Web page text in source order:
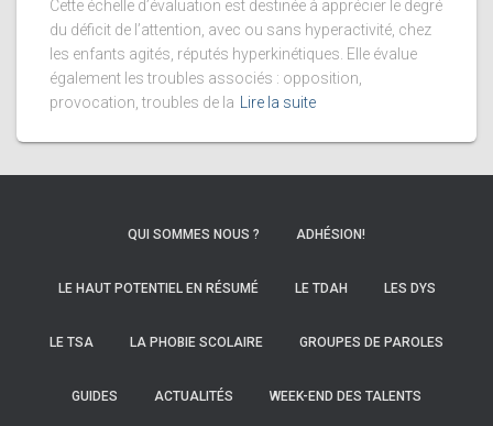
Cette échelle d’évaluation est destinée à apprécier le degré
du déficit de l’attention, avec ou sans hyperactivité, chez
les enfants agités, réputés hyperkinétiques. Elle évalue
également les troubles associés : opposition,
provocation, troubles de la
Lire la suite
QUI SOMMES NOUS ? ADHÉSION!
LE HAUT POTENTIEL EN RÉSUMÉ LE TDAH LES DYS
LE TSA LA PHOBIE SCOLAIRE GROUPES DE PAROLES
GUIDES ACTUALITÉS WEEK-END DES TALENTS